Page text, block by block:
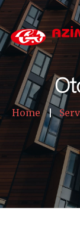
Home